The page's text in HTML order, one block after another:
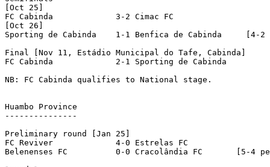
[Oct 25]
FC Cabinda	       3-2 Cimac FC
[Oct 26]
Sporting de Cabinda    1-1 Benfica de Cabinda     [4-2
Final [Nov 11, Estádio Municipal do Tafe, Cabinda]
FC Cabinda	       2-1 Sporting de Cabinda
NB: FC Cabinda qualifies to National stage.
Huambo Province
---------------
Preliminary round [Jan 25]
FC Reviver	       4-0 Estrelas FC
Belenenses FC	       0-0 Cracolândia FC	[5-4 pen]